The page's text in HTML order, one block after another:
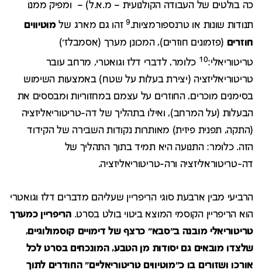
כה בולטים של העבודה הקולנועית – מ.א.ל) – ומפיק ממנו
תנודות שונות או טרנספורמציות.9 זהו גם מארג שלמוטיווים
חוזרים (פזמונים חוזרים), המכונן מערך (אסמבלז')
טריטוריאלי:10 כלומר, לדברי דלז וגואטרי, מרחב עובר
טריטוריאליזציה (יצירת בעלות על שטח) באמצעות השימוש
בסימנים מוכרים, החוזרים על עצמם במחזוריות ומבססים את
הבעלות (על המרחב), ואילו בתהליך של דה-טריטוריאליזציה
(התקה, תפנית פיזית) מאותרות נקודות השבירה של הקידוד
הזה. כלומר: התנועה היא תמיד בתוך התהליך של
דה-טריטוראליזציה ורה-טריטוריאליזציה.
הרביעי מבין ארבעת סוגי הרִיפריין שעליהם מדברים דלז וגואטרי
הוא הרִיפריין הקוסמי המוצא ביטוי בולט בסרט.הריפריין כמערך
טריטוריאלי מובנה ב"סבא" כרצף של דימויים קוסמולוגיים,
שלצדו מובאים גם יסודות מן הטבע, המונכחים בסרט לכל
אורכו ושזורים בו כ"מוטיווים טריטוריאליים" החודרים לתוך